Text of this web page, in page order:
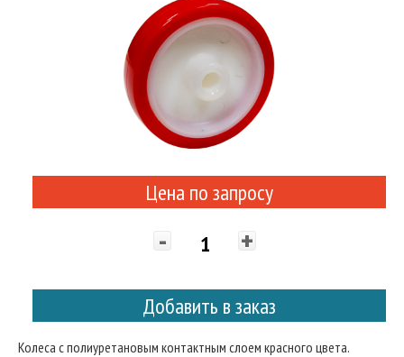
Цена по запросу
- +
Добавить в заказ
Колеса с полиуретановым контактным слоем красного цвета.